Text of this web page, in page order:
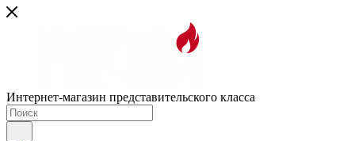
Интернет-магазин представительского класса